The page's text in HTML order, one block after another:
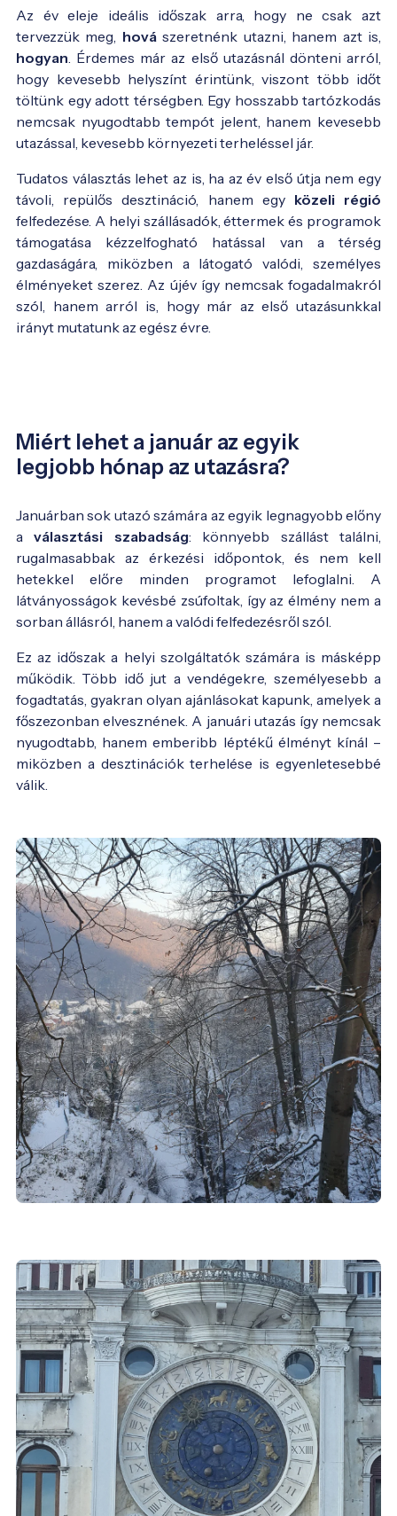
Az év eleje ideális időszak arra, hogy ne csak azt
tervezzük meg, hovászeretnénk utazni, hanem azt is,
hogyan . Érdemes már az első utazásnál dönteni arról,
hogy kevesebb helyszínt érintünk, viszont több időt
töltünk egy adott térségben. Egy hosszabb tartózkodás
nemcsak nyugodtabb tempót jelent, hanem kevesebb
utazással, kevesebb környezeti terheléssel jár.
Tudatos választás lehet az is, ha az év első útja nem egy
távoli, repülős desztináció, hanem egy közeli régió
felfedezése. A helyi szállásadók, éttermek és programok
támogatása kézzelfogható hatással van a térség
gazdaságára, miközben a látogató valódi, személyes
élményeket szerez. Az újév így nemcsak fogadalmakról
szól, hanem arról is, hogy már az első utazásunkkal
irányt mutatunk az egész évre.
Miért lehet a január az egyik
legjobb hónap az utazásra?
Januárban sok utazó számára az egyik legnagyobb előny
aválasztási szabadság: könnyebb szállást találni,
rugalmasabbak az érkezési időpontok, és nem kell
hetekkel előre minden programot lefoglalni. A
látványosságok kevésbé zsúfoltak, így az élmény nem a
sorban állásról, hanem a valódi felfedezésről szól.
Ez az időszak a helyi szolgáltatók számára is másképp
működik. Több idő jut a vendégekre, személyesebb a
fogadtatás, gyakran olyan ajánlásokat kapunk, amelyek a
főszezonban elvesznének. A januári utazás így nemcsak
nyugodtabb, hanem emberibb léptékű élményt kínál –
miközben a desztinációk terhelése is egyenletesebbé
válik.